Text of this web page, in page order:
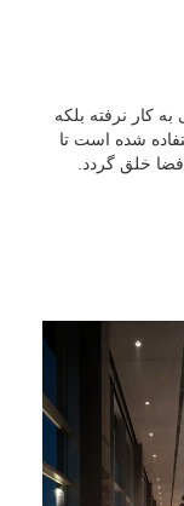
کار نرفته بلکه
شده است تا
خلق گردد.